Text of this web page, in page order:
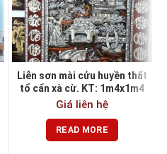
Liễn sơn mài cửu huyền thất
tổ cẩn xà cừ. KT: 1m4x1m4
Giá liên hệ
READ MORE